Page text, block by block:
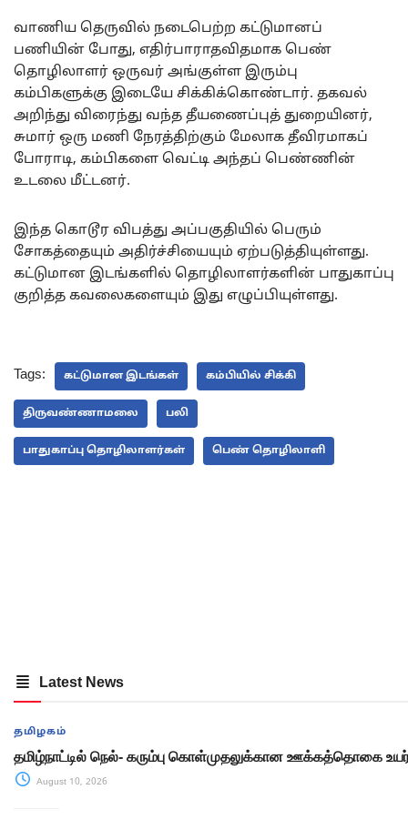
வாணிய தெருவில் நடைபெற்ற கட்டுமானப்
பணியின் போது, எதிர்பாராதவிதமாக பெண்
தொழிலாளர் ஒருவர் அங்குள்ள இரும்பு
கம்பிகளுக்கு இடையே சிக்கிக்கொண்டார். தகவல்
அறிந்து விரைந்து வந்த தீயணைப்புத் துறையினர்,
சுமார் ஒரு மணி நேரத்திற்கும் மேலாக தீவிரமாகப்
போராடி, கம்பிகளை வெட்டி அந்தப் பெண்ணின்
உடலை மீட்டனர்.
இந்த கொடூர விபத்து அப்பகுதியில் பெரும்
சோகத்தையும் அதிர்ச்சியையும் ஏற்படுத்தியுள்ளது.
கட்டுமான இடங்களில் தொழிலாளர்களின் பாதுகாப்பு
குறித்த கவலைகளையும் இது எழுப்பியுள்ளது.
Tags: கட்டுமான இடங்கள் கம்பியில் சிக்கி
திருவண்ணாமலை பலி
பாதுகாப்பு தொழிலாளர்கள் பெண் தொழிலாளி
Latest News
தமிழகம்
தமிழ்நாட்டில் நெல்- கரும்பு கொள்முதலுக்கான ஊக்கத்தொகை
August 10, 2026